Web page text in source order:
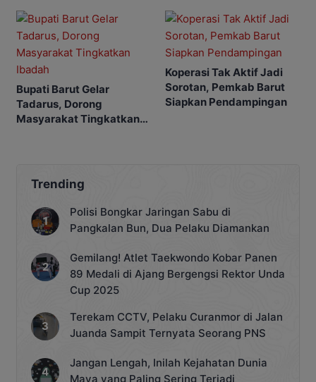
Bupati Barut Gelar
Tadarus, Dorong
Masyarakat Tingkatkan
Koperasi Tak Aktif Jadi
Sorotan, Pemkab Barut
Siapkan Pendampingan
Trending
Polisi Bongkar Jaringan Sabu di
Pangkalan Bun, Dua Pelaku Diamankan
Gemilang! Atlet Taekwondo Kobar Panen
89 Medali di Ajang Bergengsi Rektor Unda
Cup 2025
Terekam CCTV, Pelaku Curanmor di Jalan
Juanda Sampit Ternyata Seorang PNS
Jangan Lengah, Inilah Kejahatan Dunia
Maya yang Paling Sering Terjadi